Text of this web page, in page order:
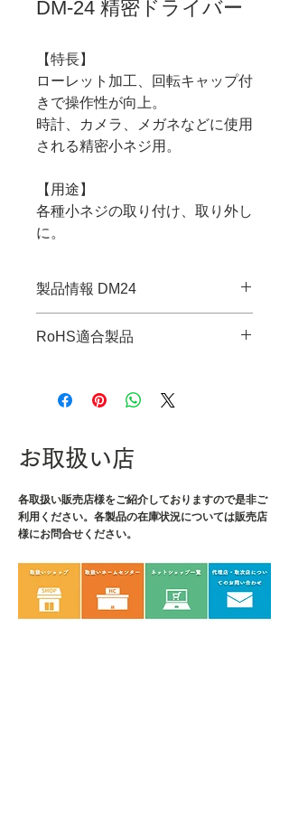
DM-24 精密ドライバー
【特長】
ローレット加工、回転キャップ付
きで操作性が向上。
時計、カメラ、メガネなどに使用
される精密小ネジ用。
【用途】
各種小ネジの取り付け、取り外し
に。
製品情報 DM24
・先端サイズ：+No.0
・軸径：2.4mm
RoHS適合製品
お取扱い店
各取扱い販売店様をご紹介しておりますので是非ご
利用ください。各製品の在庫状況については販売店
様にお問合せください。